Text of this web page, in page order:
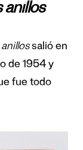
anillos
salió en
de 1954 y
fue todo